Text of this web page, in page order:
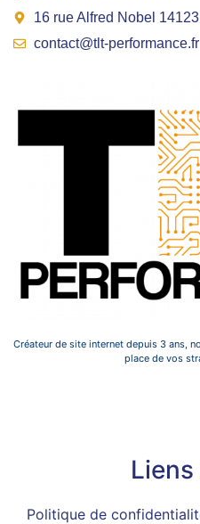
16 rue Alfred Nobel
contact@tlt-performance.fr
Créateur de site internet depuis 3 ans,
place de vos
Politique de